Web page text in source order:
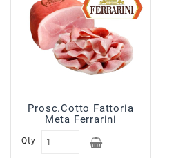
Prosc.Cotto Fattoria
Meta Ferrarini
Qty